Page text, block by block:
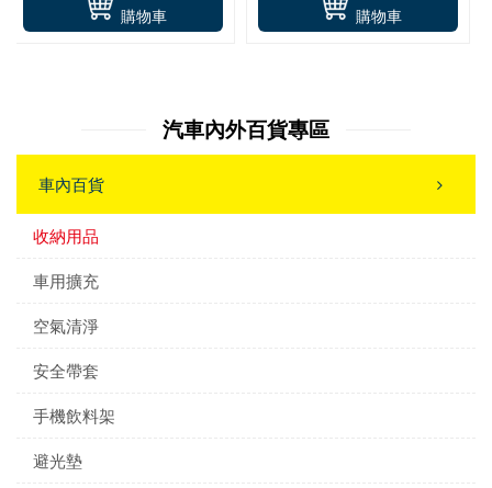
購物車 購物車
汽車內外百貨專區
車內百貨
收納用品
車用擴充
空氣清淨
安全帶套
手機飲料架
避光墊